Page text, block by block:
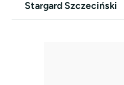
Stargard Szczeciński